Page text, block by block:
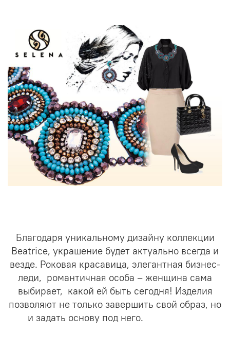
Благодаря уникальному дизайну коллекции
Beatrice, украшение будет актуально всегда и
везде. Роковая красавица, элегантная бизнес-
леди, романтичная особа – женщина сама
выбирает, какой ей быть сегодня! Изделия
позволяют не только завершить свой образ, но
и задать основу под него.